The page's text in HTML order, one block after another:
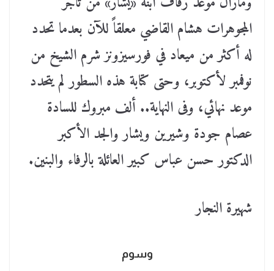
المجوهرات هشام القاضي معلقاً للآن بعدما تحدد
له أكثر من ميعاد في فورسيزونز شرم الشيخ من
نوفمبر لأكتوبر، وحتى كتابة هذه السطور لم يتحدد
موعد نهائي، وفى النهاية.. ألف مبروك للسادة
عصام جودة وشيرين ويشار والجد الأكبر
الدكتور حسن عباس كبير العائلة بالرفاء والبنين.
شهيرة النجار
وسوم